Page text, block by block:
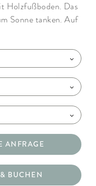
Holzfußboden. Das
Sonne tanken. Auf
ANFRAGE
BUCHEN